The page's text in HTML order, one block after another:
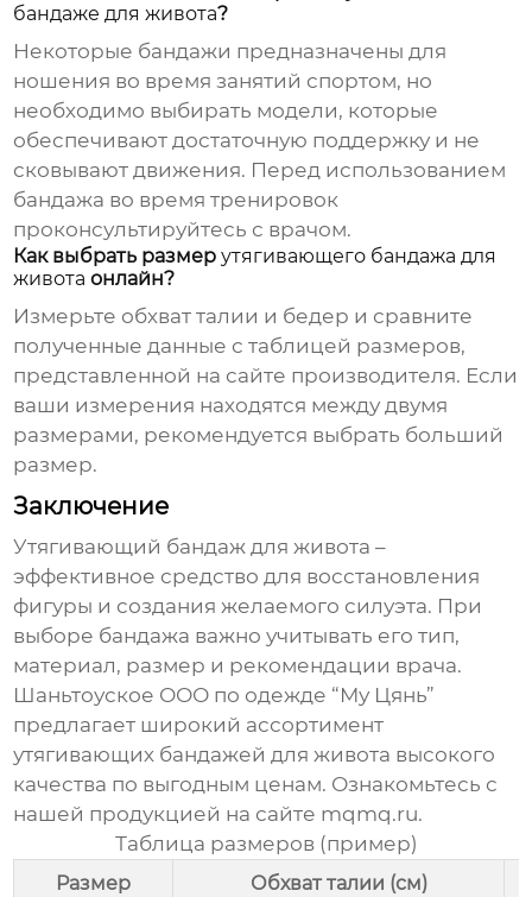
бандаже для живота?
Некоторые бандажи предназначены для
ношения во время занятий спортом, но
необходимо выбирать модели, которые
обеспечивают достаточную поддержку и не
сковывают движения. Перед использованием
бандажа во время тренировок
проконсультируйтесь с врачом.
Как выбрать размерутягивающего бандажа для
живота онлайн?
Измерьте обхват талии и бедер и сравните
полученные данные с таблицей размеров,
представленной на сайте производителя. Если
ваши измерения находятся между двумя
размерами, рекомендуется выбрать больший
размер.
Заключение
Утягивающий бандаж для живота –
эффективное средство для восстановления
фигуры и создания желаемого силуэта. При
выборе бандажа важно учитывать его тип,
материал, размер и рекомендации врача.
Шаньтоуское ООО по одежде “Му Цянь”
предлагает широкий ассортимент
утягивающих бандажей для живота высокого
качества по выгодным ценам. Ознакомьтесь с
нашей продукцией на сайте mqmq.ru.
Таблица размеров (пример)
Размер Обхват талии (см)